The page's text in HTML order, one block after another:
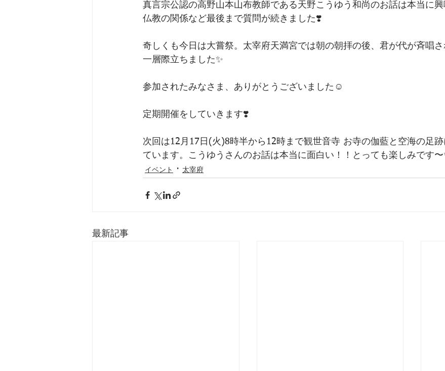
真言宗公認の高野山本山布教師である天野こうゆう和尚のお話は本当に興
仏教の関係など最後まで質問が続きました❣️
奇しくも今日は大嘗祭。太宰府天満宮では朝の朝拝の後、君が代が斉唱さ
一層際立ちました✨
参加されたみなさま、ありがとうございました☺️
定期開催をしていきます❣️
次回は12月17日(火)8時半から12時まで観世音寺 お寺の伽藍と空海の足
ています。こうゆうさんのお話は本当に面白い！！とっても楽しみです〜
イベント 太宰府
最新記事